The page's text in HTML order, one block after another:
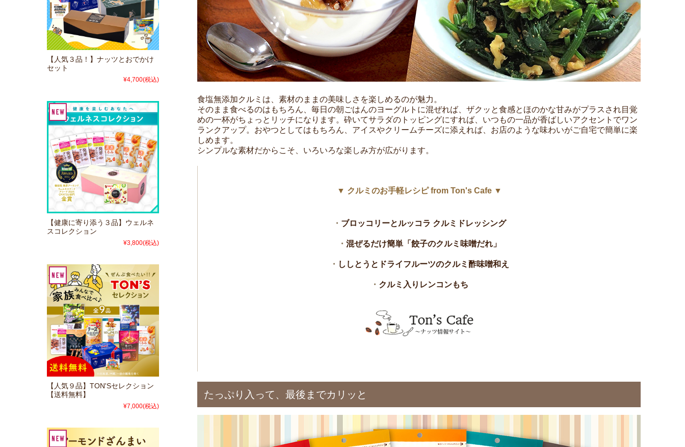
食塩無添加クルミは、素材のままの美味しさを楽しめるのが魅力。
そのまま食べるのはもちろん、毎日の朝ごはんのヨーグルトに混ぜれば、ザクッと食感とほのかな甘みがプラスされ目覚
めの一杯がちょっとリッチになります。砕いてサラダのトッピングにすれば、いつもの一品が香ばしいアクセントでワン
ランクアップ。おやつとしてはもちろん、アイスやクリームチーズに添えれば、お店のような味わいがご自宅で簡単に楽
しめます。
シンプルな素材だからこそ、いろいろな楽しみ方が広がります。
▼ クルミのお手軽レシピ from Ton's Cafe ▼
・ ブロッコリーとルッコラ クルミドレッシング
・ 混ぜるだけ簡単「餃子のクルミ味噌だれ」
・ ししとうとドライフルーツのクルミ酢味噌和え
・ クルミ入りレンコンもち
たっぷり入って、最後までカリッと
【人気３品！】ナッツとおでかけ
セット
¥4,700(税込)
【健康に寄り添う３品】ウェルネ
スコレクション
¥3,800(税込)
【人気９品】TON'Sセレクション
【送料無料】
¥7,000(税込)